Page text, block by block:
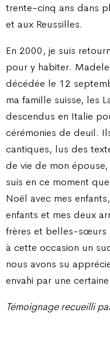
trente-cinq ans dans
et aux Reussilles.
En 2000, je suis
pour y habiter.
décédée le 12
ma famille suisse, les
descendus en Italie
cérémonies de deuil.
cantiques, lus des
de vie de mon
suis en ce moment
Noël avec mes
enfants et mes deux
frères et belles-sœurs
à cette occasion un
nous avons su
envahi par une
Témoignage recueilli